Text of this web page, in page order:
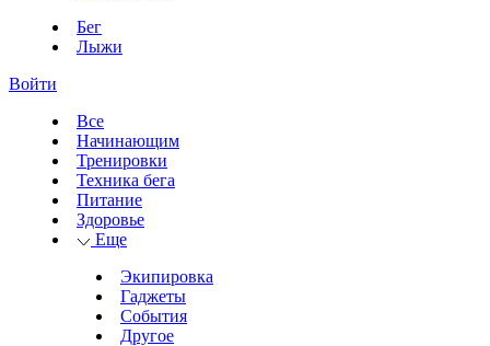
Бег
Лыжи
Войти
Все
Начинающим
Тренировки
Техника бега
Питание
Здоровье
Еще
Экипировка
Гаджеты
События
Другое